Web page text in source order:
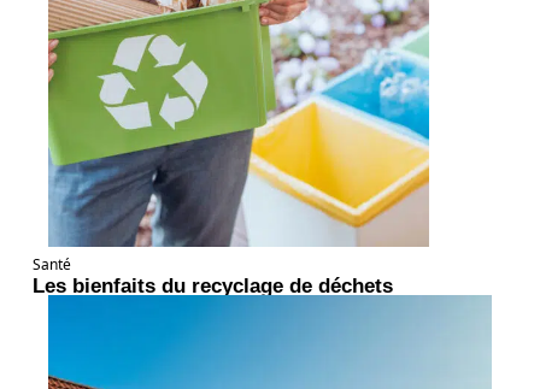
Santé
Les bienfaits du recyclage de déchets